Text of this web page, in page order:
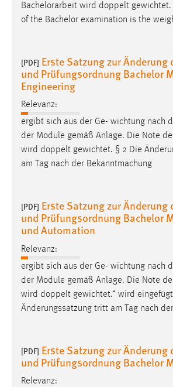
Bachelorarbeit wird doppelt gewichtet.
of the Bachelor examination is the
[PDF] Erste Satzung zur Änderung
und Prüfungsordnung Bachelor
Engineering
Relevanz:
ergibt sich aus der Ge- wichtung nach
der Module gemäß Anlage. Die Note
wird doppelt gewichtet. § 2 Die
am Tag nach der Bekanntmachung
[PDF] Erste Satzung zur Änderung
und Prüfungsordnung Bachelor
und Automation
Relevanz:
ergibt sich aus der Ge- wichtung nach
der Module gemäß Anlage. Die Note
wird doppelt gewichtet.“ wird
Änderungssatzung tritt am Tag nach der
[PDF] Erste Satzung zur Änderung
und Prüfungsordnung Bachelor
Relevanz: